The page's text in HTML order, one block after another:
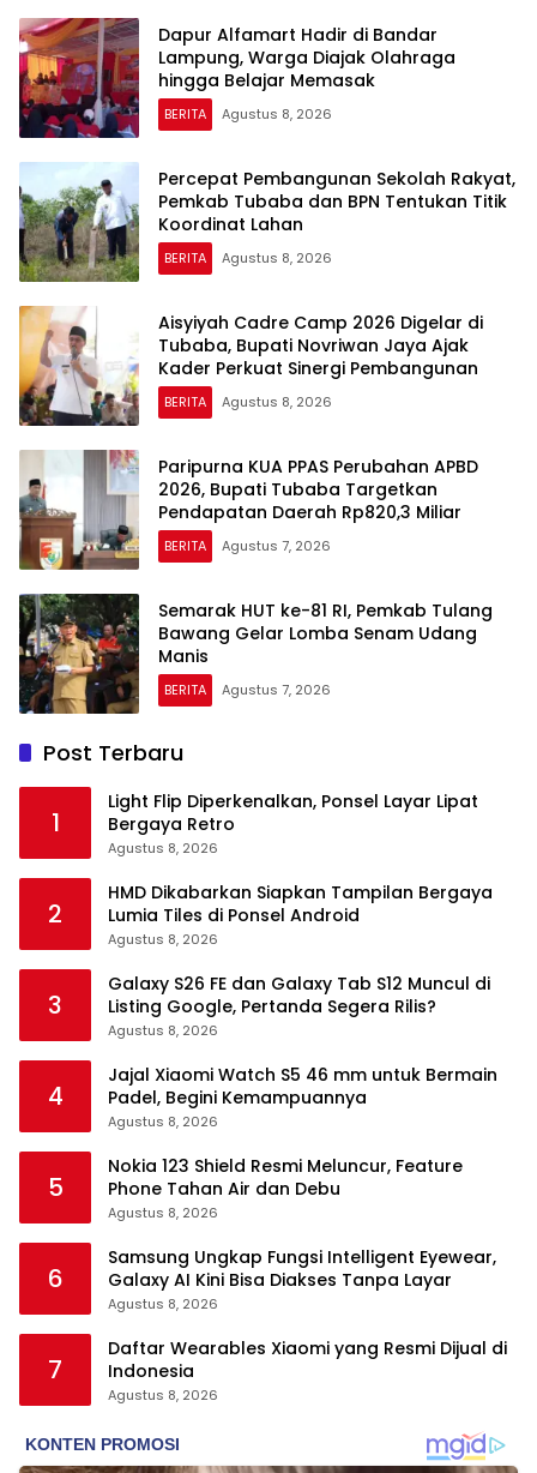
Dapur Alfamart Hadir di Bandar
Lampung, Warga Diajak Olahraga
hingga Belajar Memasak
BERITA Agustus 8, 2026
Percepat Pembangunan Sekolah Rakyat,
Pemkab Tubaba dan BPN Tentukan Titik
Koordinat Lahan
BERITA Agustus 8, 2026
Aisyiyah Cadre Camp 2026 Digelar di
Tubaba, Bupati Novriwan Jaya Ajak
Kader Perkuat Sinergi Pembangunan
BERITA Agustus 8, 2026
Paripurna KUA PPAS Perubahan APBD
2026, Bupati Tubaba Targetkan
Pendapatan Daerah Rp820,3 Miliar
BERITA Agustus 7, 2026
Semarak HUT ke-81 RI, Pemkab Tulang
Bawang Gelar Lomba Senam Udang
Manis
BERITA Agustus 7, 2026
Post Terbaru
1
Light Flip Diperkenalkan, Ponsel Layar Lipat
Bergaya Retro
Agustus 8, 2026
2
HMD Dikabarkan Siapkan Tampilan Bergaya
Lumia Tiles di Ponsel Android
Agustus 8, 2026
3
Galaxy S26 FE dan Galaxy Tab S12 Muncul di
Listing Google, Pertanda Segera Rilis?
Agustus 8, 2026
4
Jajal Xiaomi Watch S5 46 mm untuk Bermain
Padel, Begini Kemampuannya
Agustus 8, 2026
5
Nokia 123 Shield Resmi Meluncur, Feature
Phone Tahan Air dan Debu
Agustus 8, 2026
6
Samsung Ungkap Fungsi Intelligent Eyewear,
Galaxy AI Kini Bisa Diakses Tanpa Layar
Agustus 8, 2026
7
Daftar Wearables Xiaomi yang Resmi Dijual di
Indonesia
Agustus 8, 2026